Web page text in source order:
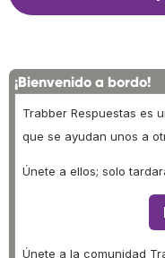
¡Bienvenido a bordo!
Trabber Respuestas es
que se ayudan unos a
Únete a ellos; solo
Únete a la comunidad